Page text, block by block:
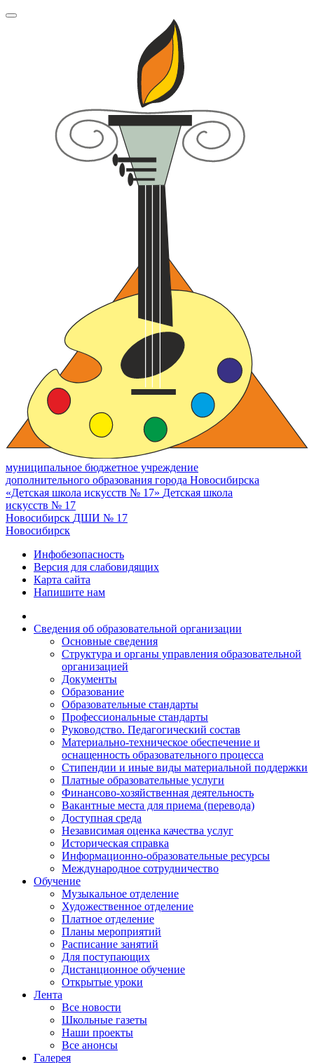
муниципальное бюджетное учреждение
дополнительного образования города Новосибирска
«Детская школа искусств № 17» Детская школа
искусств № 17
Новосибирск ДШИ № 17
Новосибирск
Инфобезопасность
Версия для слабовидящих
Карта сайта
Напишите нам
Сведения об образовательной организации
Основные сведения
Структура и органы управления образовательной
организацией
Документы
Образование
Образовательные стандарты
Профессиональные стандарты
Руководство. Педагогический состав
Материально-техническое обеспечение и
оснащенность образовательного процесса
Стипендии и иные виды материальной поддержки
Платные образовательные услуги
Финансово-хозяйственная деятельность
Вакантные места для приема (перевода)
Доступная среда
Независимая оценка качества услуг
Историческая справка
Информационно-образовательные ресурсы
Международное сотрудничество
Обучение
Музыкальное отделение
Художественное отделение
Платное отделение
Планы мероприятий
Расписание занятий
Для поступающих
Дистанционное обучение
Открытые уроки
Лента
Все новости
Школьные газеты
Наши проекты
Все анонсы
Галерея